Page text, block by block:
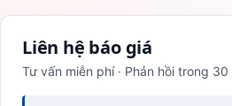
Liên hệ báo giá
Tư vấn miễn phí · Phản hồi trong